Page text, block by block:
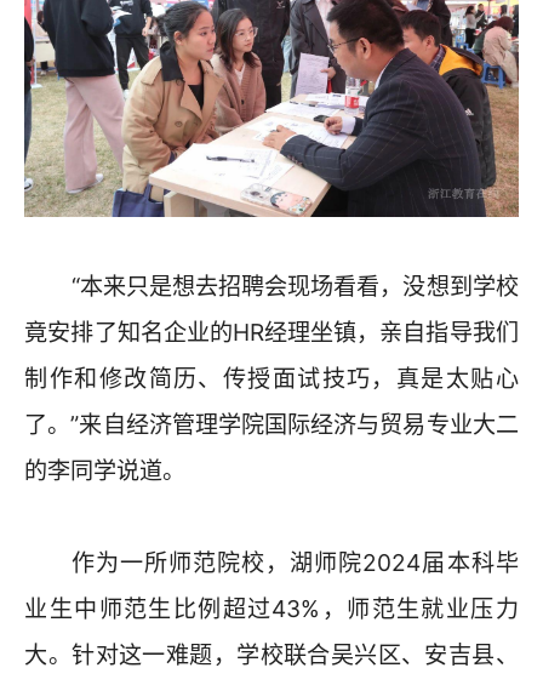
“本来只是想去招聘会现场看看，没想到学校
竟安排了知名企业的HR经理坐镇，亲自指导我们
制作和修改简历、传授面试技巧，真是太贴心
了。”来自经济管理学院国际经济与贸易专业大二
的李同学说道。
作为一所师范院校，湖师院2024届本科毕
业生中师范生比例超过43%，师范生就业压力
大。针对这一难题，学校联合吴兴区、安吉县、